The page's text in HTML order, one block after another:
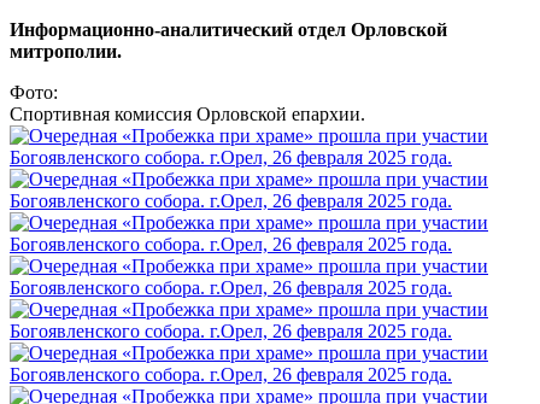
Информационно-аналитический отдел Орловской
митрополии.
Фото:
Спортивная комиссия Орловской епархии.